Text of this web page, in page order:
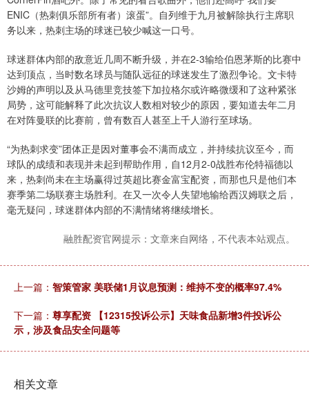
ENIC（热刺俱乐部所有者）滚蛋”。自列维于九月被解除执行主席职
务以来，热刺主场的球迷已较少喊这一口号。
球迷群体内部的敌意近几周不断升级，并在2-3输给伯恩茅斯的比赛中
达到顶点，当时数名球员与随队远征的球迷发生了激烈争论。文卡特
沙姆的声明以及从马德里竞技签下加拉格尔或许略微缓和了这种紧张
局势，这可能解释了此次抗议人数相对较少的原因，要知道去年二月
在对阵曼联的比赛前，曾有数百人甚至上千人游行至球场。
“为热刺求变”团体正是因对董事会不满而成立，并持续抗议至今，而
球队的成绩和表现并未起到帮助作用，自12月2-0战胜布伦特福德以
来，热刺尚未在主场赢得过英超比赛金富宝配资，而那也只是他们本
赛季第二场联赛主场胜利。在又一次令人失望地输给西汉姆联之后，
毫无疑问，球迷群体内部的不满情绪将继续增长。
融胜配资官网提示：文章来自网络，不代表本站观点。
上一篇： 智策管家 美联储1月议息预测：维持不变的概率97.4%
下一篇： 尊享配资 【12315投诉公示】天味食品新增3件投诉公
示，涉及食品安全问题等
相关文章